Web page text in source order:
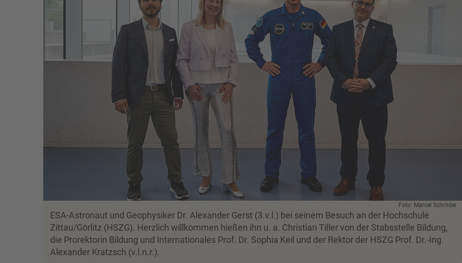
Foto: Marcel Schröder
ESA-Astronaut und Geophysiker Dr. Alexander Gerst (3.v.l.) bei seinem Besuch an der Hochschule
Zittau/Görlitz (HSZG). Herzlich willkommen hießen ihn u. a. Christian Tiller von der Stabsstelle Bildung,
die Prorektorin Bildung und Internationales Prof. Dr. Sophia Keil und der Rektor der HSZG Prof. Dr.-Ing.
Alexander Kratzsch (v.l.n.r.).